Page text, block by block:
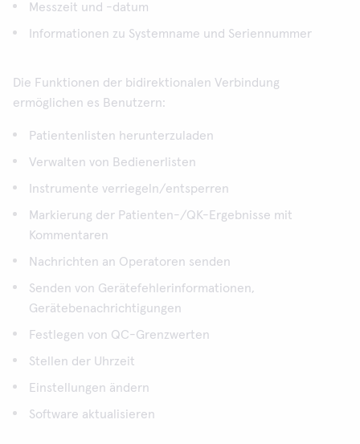
Messzeit und -datum
Informationen zu Systemname und Seriennummer
Die Funktionen der bidirektionalen Verbindung
ermöglichen es Benutzern:
Patientenlisten herunterzuladen
Verwalten von Bedienerlisten
Instrumente verriegeln/entsperren
Markierung der Patienten-/QK-Ergebnisse mit
Kommentaren
Nachrichten an Operatoren senden
Senden von Gerätefehlerinformationen,
Gerätebenachrichtigungen
Festlegen von QC-Grenzwerten
Stellen der Uhrzeit
Einstellungen ändern
Software aktualisieren